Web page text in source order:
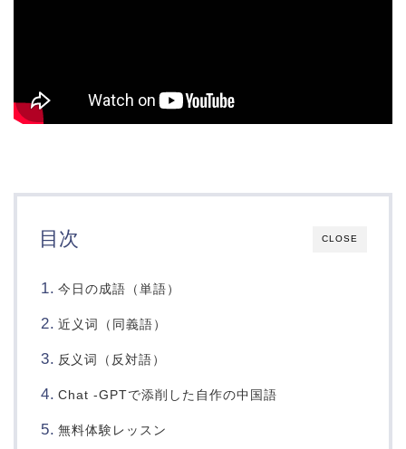
CLOSE
目次
今日の成語（単語）
近义词（同義語）
反义词（反対語）
Chat -GPTで添削した自作の中国語
無料体験レッスン